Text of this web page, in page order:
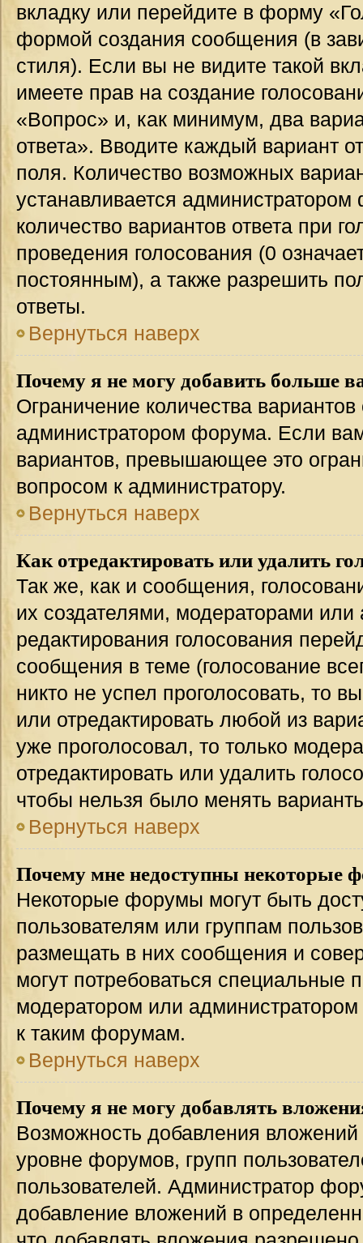
вкладку или перейдите в форму
формой создания сообщения (в
стиля). Если вы не видите такой
имеете прав на создание
«Вопрос» и, как минимум, два
ответа». Вводите каждый вариант
поля. Количество возможных
устанавливается
количество вариантов ответа при
проведения голосования (0
постоянным), а также разрешить
ответы.
Вернуться наверх
Почему я не могу добавить больше
Ограничение количества вариантов
администратором форума. Если
вариантов, превышающее это
вопросом к администратору.
Вернуться наверх
Как отредактировать или удалить
Так же, как и сообщения,
их создателями, модераторами
редактирования голосования
сообщения в теме (голосование
никто не успел проголосовать, то
или отредактировать любой из
уже проголосовал, то только
отредактировать или удалить
чтобы нельзя было менять
Вернуться наверх
Почему мне недоступны некоторые
Некоторые форумы могут быть
пользователям или группам
размещать в них сообщения и
могут потребоваться специальные
модератором или
к таким форумам.
Вернуться наверх
Почему я не могу добавлять
Возможность добавления
уровне форумов, групп
пользователей. Администратор
добавление вложений в